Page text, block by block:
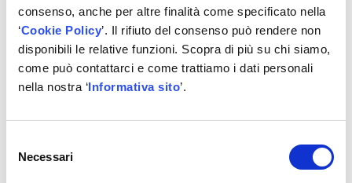
consenso, anche per altre finalità come specificato nella
‘Cookie Policy’. Il rifiuto del consenso può rendere non
disponibili le relative funzioni. Scopra di più su chi siamo,
come può contattarci e come trattiamo i dati personali
nella nostra ‘Informativa sito’.
delNecessari
ESTRATTORE INIETTORI
Diesel, SRN -Carbon Zapp